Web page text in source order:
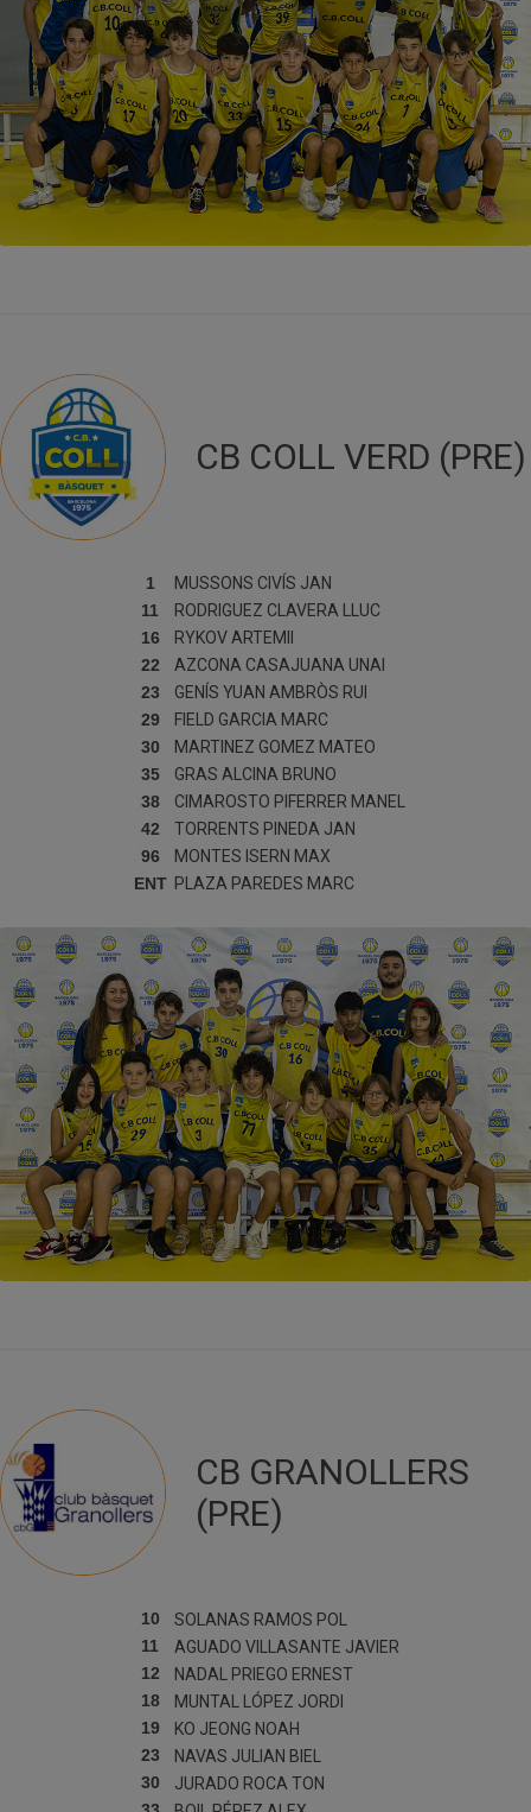
CB COLL VERD (PRE)
1 MUSSONS CIVÍS JAN
11
RODRIGUEZ CLAVERA LLUC
16
RYKOV ARTEMII
22
AZCONA CASAJUANA UNAI
23
GENÍS YUAN AMBRÒS RUI
29
FIELD GARCIA MARC
30
MARTINEZ GOMEZ MATEO
35
GRAS ALCINA BRUNO
38
CIMAROSTO PIFERRER MANEL
42
TORRENTS PINEDA JAN
96
MONTES ISERN MAX
ENT PLAZA PAREDES MARC
CB GRANOLLERS
(PRE)
10 SOLANAS RAMOS POL
11
AGUADO VILLASANTE JAVIER
12
NADAL PRIEGO ERNEST
18
MUNTAL LÓPEZ JORDI
19
KO JEONG NOAH
23
NAVAS JULIAN BIEL
30
JURADO ROCA TON